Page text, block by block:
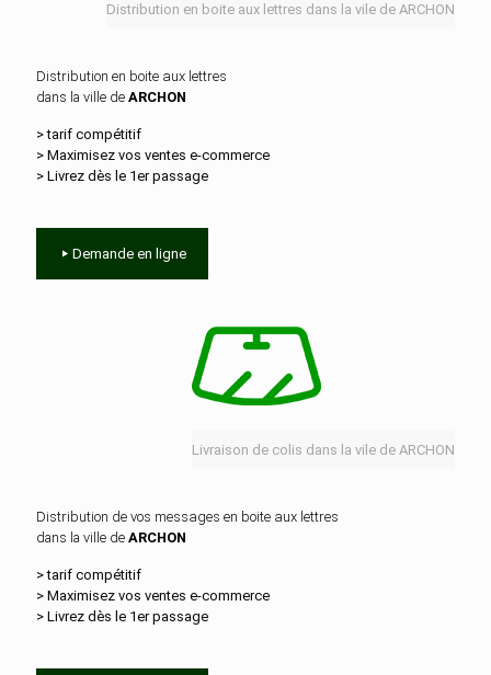
Distribution en boite aux lettres dans la vile de ARCHON
Distribution en boite aux lettres
dans la ville de ARCHON
> tarif compétitif
> Maximisez vos ventes e‑commerce
> Livrez dès le 1er passage
Demande en ligne
Livraison de colis dans la vile de ARCHON
Distribution de vos messages en boite aux lettres
dans la ville de ARCHON
> tarif compétitif
> Maximisez vos ventes e‑commerce
> Livrez dès le 1er passage